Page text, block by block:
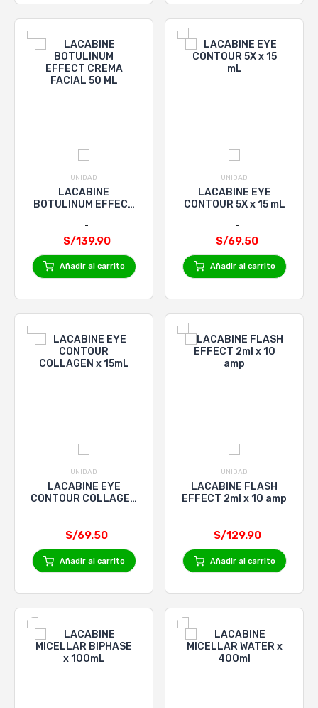
UNIDAD
LACABINE
BOTULINUM EFFECT
S/139.90
Añadir al carrito
UNIDAD
LACABINE EYE
CONTOUR 5X x 15 mL
S/69.50
Añadir al carrito
UNIDAD
LACABINE EYE
CONTOUR COLLAGEN
S/69.50
Añadir al carrito
UNIDAD
LACABINE FLASH
EFFECT 2ml x 10 amp
S/129.90
Añadir al carrito